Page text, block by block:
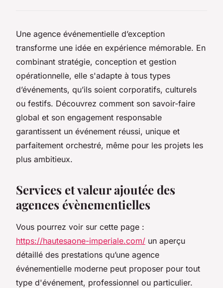
Une agence événementielle d’exception
transforme une idée en expérience mémorable. En
combinant stratégie, conception et gestion
opérationnelle, elle s'adapte à tous types
d’événements, qu’ils soient corporatifs, culturels
ou festifs. Découvrez comment son savoir-faire
global et son engagement responsable
garantissent un événement réussi, unique et
parfaitement orchestré, même pour les projets les
plus ambitieux.
Services et valeur ajoutée des
agences évènementielles
Vous pourrez voir sur cette page :
https://hautesaone-imperiale.com/ un aperçu
détaillé des prestations qu’une agence
événementielle moderne peut proposer pour tout
type d'événement, professionnel ou particulier.